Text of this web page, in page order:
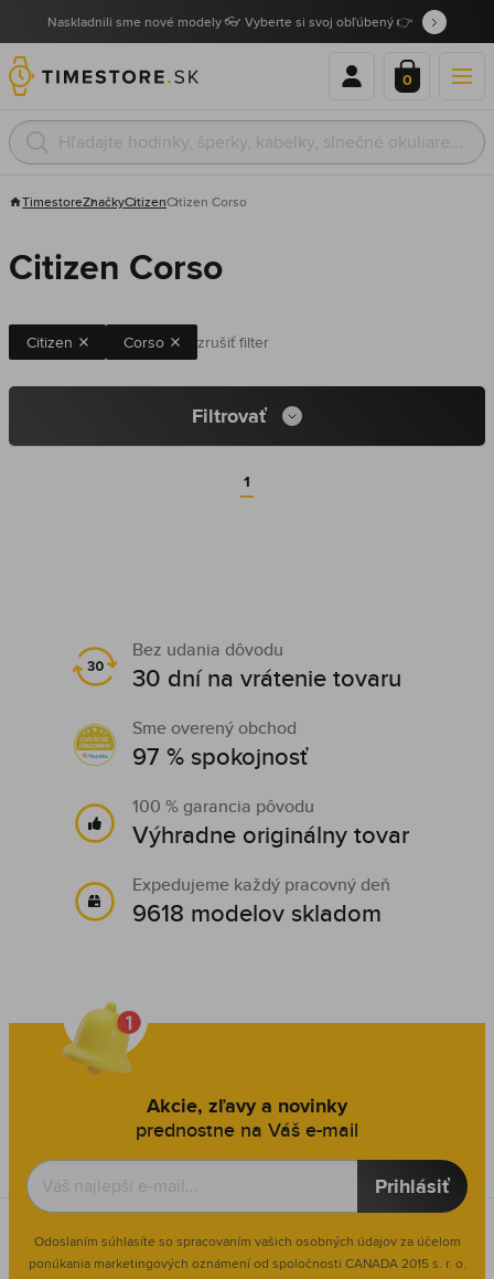
Naskladnili sme nové modely 👓 Vyberte si svoj obľúbený 👉
0
TimestoreZnačkyCitizenCitizen Corso
Citizen Corso
Citizen Corso zrušiť filter
Filtrovať
1
Bez udania dôvodu
30 dní na vrátenie tovaru
Sme overený obchod
97 % spokojnosť
100 % garancia pôvodu
Výhradne originálny tovar
Expedujeme každý pracovný deň
9618 modelov skladom
Akcie, zľavy a novinky
prednostne na Váš e-mail
Prihlásiť
Odoslaním súhlasíte so spracovaním vašich osobných údajov za účelom
ponúkania marketingových oznámení od spoločnosti CANADA 2015 s. r. o.